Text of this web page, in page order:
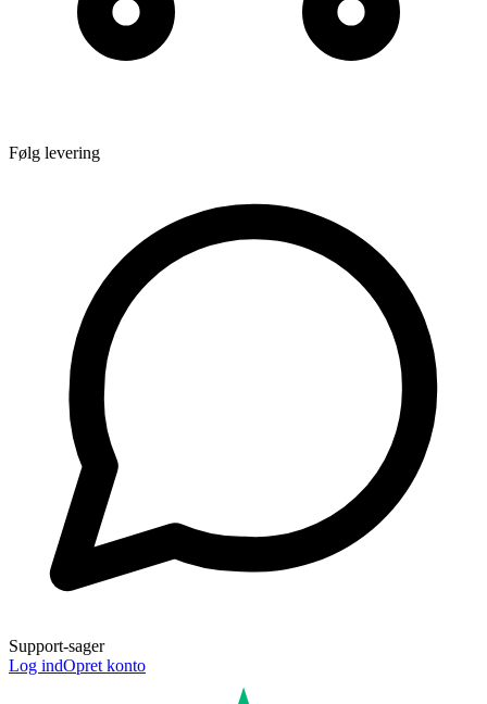
Følg levering
Support-sager
Log indOpret konto